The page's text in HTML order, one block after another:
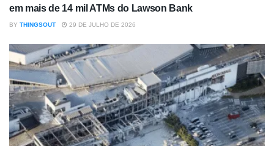
em mais de 14 mil ATMs do Lawson Bank
BY THINGSOUT 29 DE JULHO DE 2026